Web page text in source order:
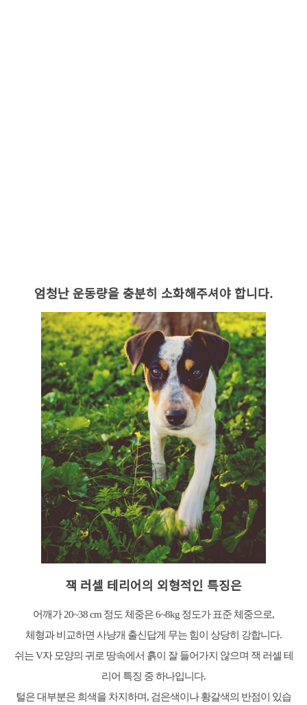
엄청난 운동량을 충분히 소화해주셔야 합니다.
잭 러셀 테리어의 외형적인 특징은
어깨가 20~38 cm 정도 체중은 6~8kg 정도가 표준 체중으로,
체형과 비교하면 사냥개 출신답게 무는 힘이 상당히 강합니다.
쉬는 V자 모양의 귀로 땅속에서 흙이 잘 들어가지 않으며 잭 러셀 테
리어 특징 중 하나입니다.
털은 대부분은 희색을 차지하며, 검은색이나 황갈색의 반점이 있습